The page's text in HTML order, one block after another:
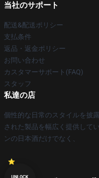
当社のサポート
配送&配送ポリシー
支払条件
返品・返金ポリシー
お問い合わせ
カスタマーサポート(FAQ)
スタッフ
私達の店
個性的な日常のスタイルを披
された製品を幅広く提供して
ンの日本酒だけでなく、
UNLOCK